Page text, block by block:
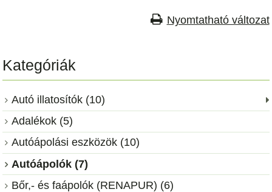
Nyomtatható változat
Kategóriák
Autó illatosítók (10)
Adalékok (5)
Autóápolási eszközök (10)
Autóápolók (7)
Bőr,- és faápolók (RENAPUR) (6)